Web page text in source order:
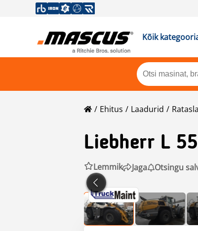
Kõik
Ehitus Laadurid
Liebherr L
Lemmik Jaga Otsingu